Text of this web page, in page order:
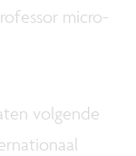
micro-
volgende